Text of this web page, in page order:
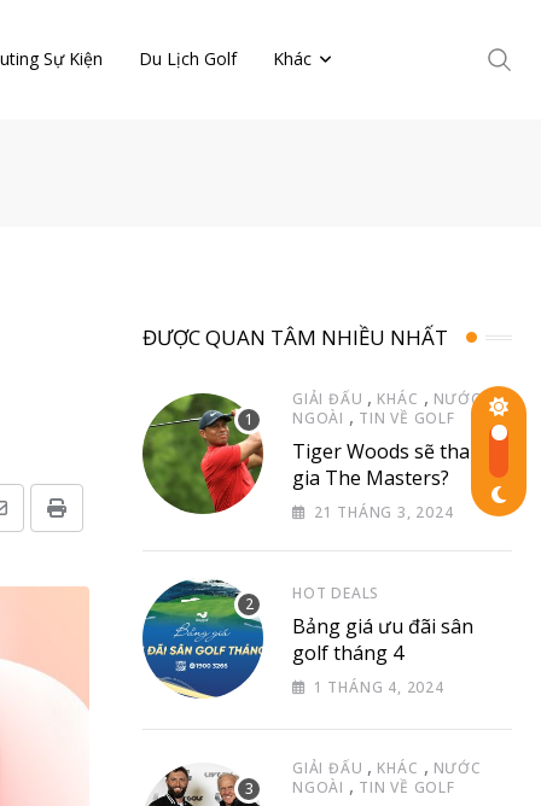
Sự Kiện Du Lịch Golf Khác
Print
ĐƯỢC QUAN TÂM NHIỀU NHẤT
GIẢI ĐẤU , KHÁC , NƯỚC
NGOÀI , TIN VỀ GOLF
Tiger Woods sẽ tham
gia The Masters?
21 THÁNG 3, 2024
HOT DEALS
Bảng giá ưu đãi sân
golf tháng 4
1 THÁNG 4, 2024
GIẢI ĐẤU , KHÁC , NƯỚC
NGOÀI , TIN VỀ GOLF